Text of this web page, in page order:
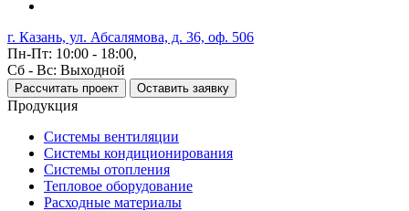
г. Казань, ул. Абсалямова, д. 36, оф. 506
Пн-Пт: 10:00 - 18:00,
Сб - Вс: Выходной
Рассчитать проект Оставить заявку
Продукция
Системы вентиляции
Системы кондиционирования
Системы отопления
Тепловое оборудование
Расходные материалы